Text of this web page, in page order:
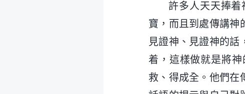
許多人天天捧着
寶，而且到處傳講神
見證神、見證神的話
着，這樣做就是將
救、得成全。他們在